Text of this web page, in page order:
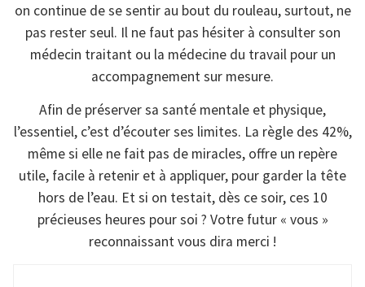
on continue de se sentir au bout du rouleau, surtout, ne
pas rester seul. Il ne faut pas hésiter à consulter son
médecin traitant ou la médecine du travail pour un
accompagnement sur mesure.
Afin de préserver sa santé mentale et physique,
l’essentiel, c’est d’écouter ses limites. La règle des 42%,
même si elle ne fait pas de miracles, offre un repère
utile, facile à retenir et à appliquer, pour garder la tête
hors de l’eau. Et si on testait, dès ce soir, ces 10
précieuses heures pour soi ? Votre futur « vous »
reconnaissant vous dira merci !